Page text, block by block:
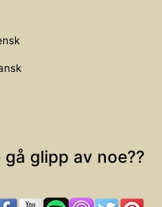
gå glipp av noe??